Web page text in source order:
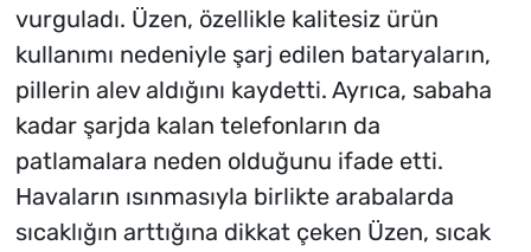
vurguladı. Üzen, özellikle kalitesiz ürün
kullanımı nedeniyle şarj edilen bataryaların,
pillerin alev aldığını kaydetti. Ayrıca, sabaha
kadar şarjda kalan telefonların da
patlamalara neden olduğunu ifade etti.
Havaların ısınmasıyla birlikte arabalarda
sıcaklığın arttığına dikkat çeken Üzen, sıcak